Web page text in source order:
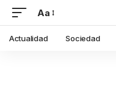
Aa
Actualidad Sociedad